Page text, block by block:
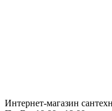
Интернет-магазин